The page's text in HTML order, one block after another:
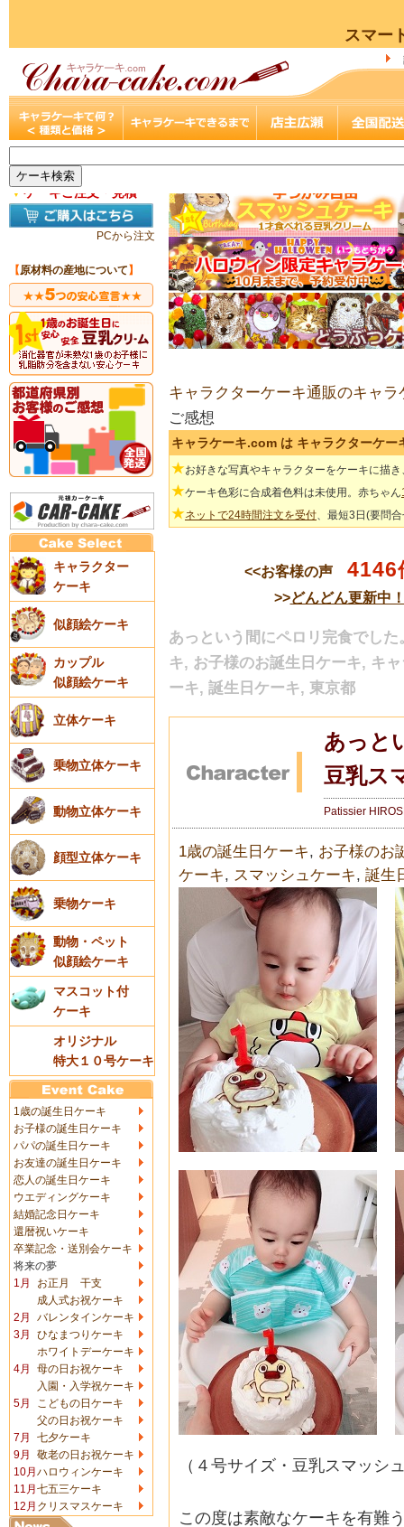
スマー
▼ケーキご注文・見積
PCから注文
【原材料の産地について 】
キャラクター
ケーキ
似顔絵ケーキ
カップル
似顔絵ケーキ
立体ケーキ
乗物立体ケーキ
動物立体ケーキ
顔型立体ケーキ
乗物ケーキ
動物・ペット
似顔絵ケーキ
マスコット付
ケーキ
オリジナル
特大１０号ケーキ
1歳の誕生日ケーキ
お子様の誕生日ケーキ
パパの誕生日ケーキ
お友達の誕生日ケーキ
恋人の誕生日ケーキ
ウエディングケーキ
結婚記念日ケーキ
還暦祝いケーキ
卒業記念・送別会ケーキ
将来の夢
1月
お正月 干支
成人式お祝ケーキ
2月
バレンタインケーキ
3月
ひなまつりケーキ
ホワイトデーケーキ
4月
母の日お祝ケーキ
入園・入学祝ケーキ
5月
こどもの日ケーキ
父の日お祝ケーキ
7月
七夕ケーキ
9月
敬老の日お祝ケーキ
10月 ハロウィンケーキ
11月 七五三ケーキ
12月 クリスマスケーキ
キャラクターケーキ通販のキャラ
ご感想
キャラケーキ.com は キャラクターケ
★お好きな写真やキャラクターをケーキに描
★ケーキ色彩に合成着色料は未使用。赤ちゃん
★ネットで24時間注文を受付、最短3日(要問
<<お客様の声 4146
>>どんどん更新中
あっという間にペロリ完食でし
キ, お子様のお誕生日ケーキ, キ
ーキ, 誕生日ケーキ, 東京都
あっと
豆乳ス
Patissier
1歳の誕生日ケーキ, お子様のお
ケーキ, スマッシュケーキ, 誕生
（４号サイズ・豆乳スマッシ
この度は素敵なケーキを有難